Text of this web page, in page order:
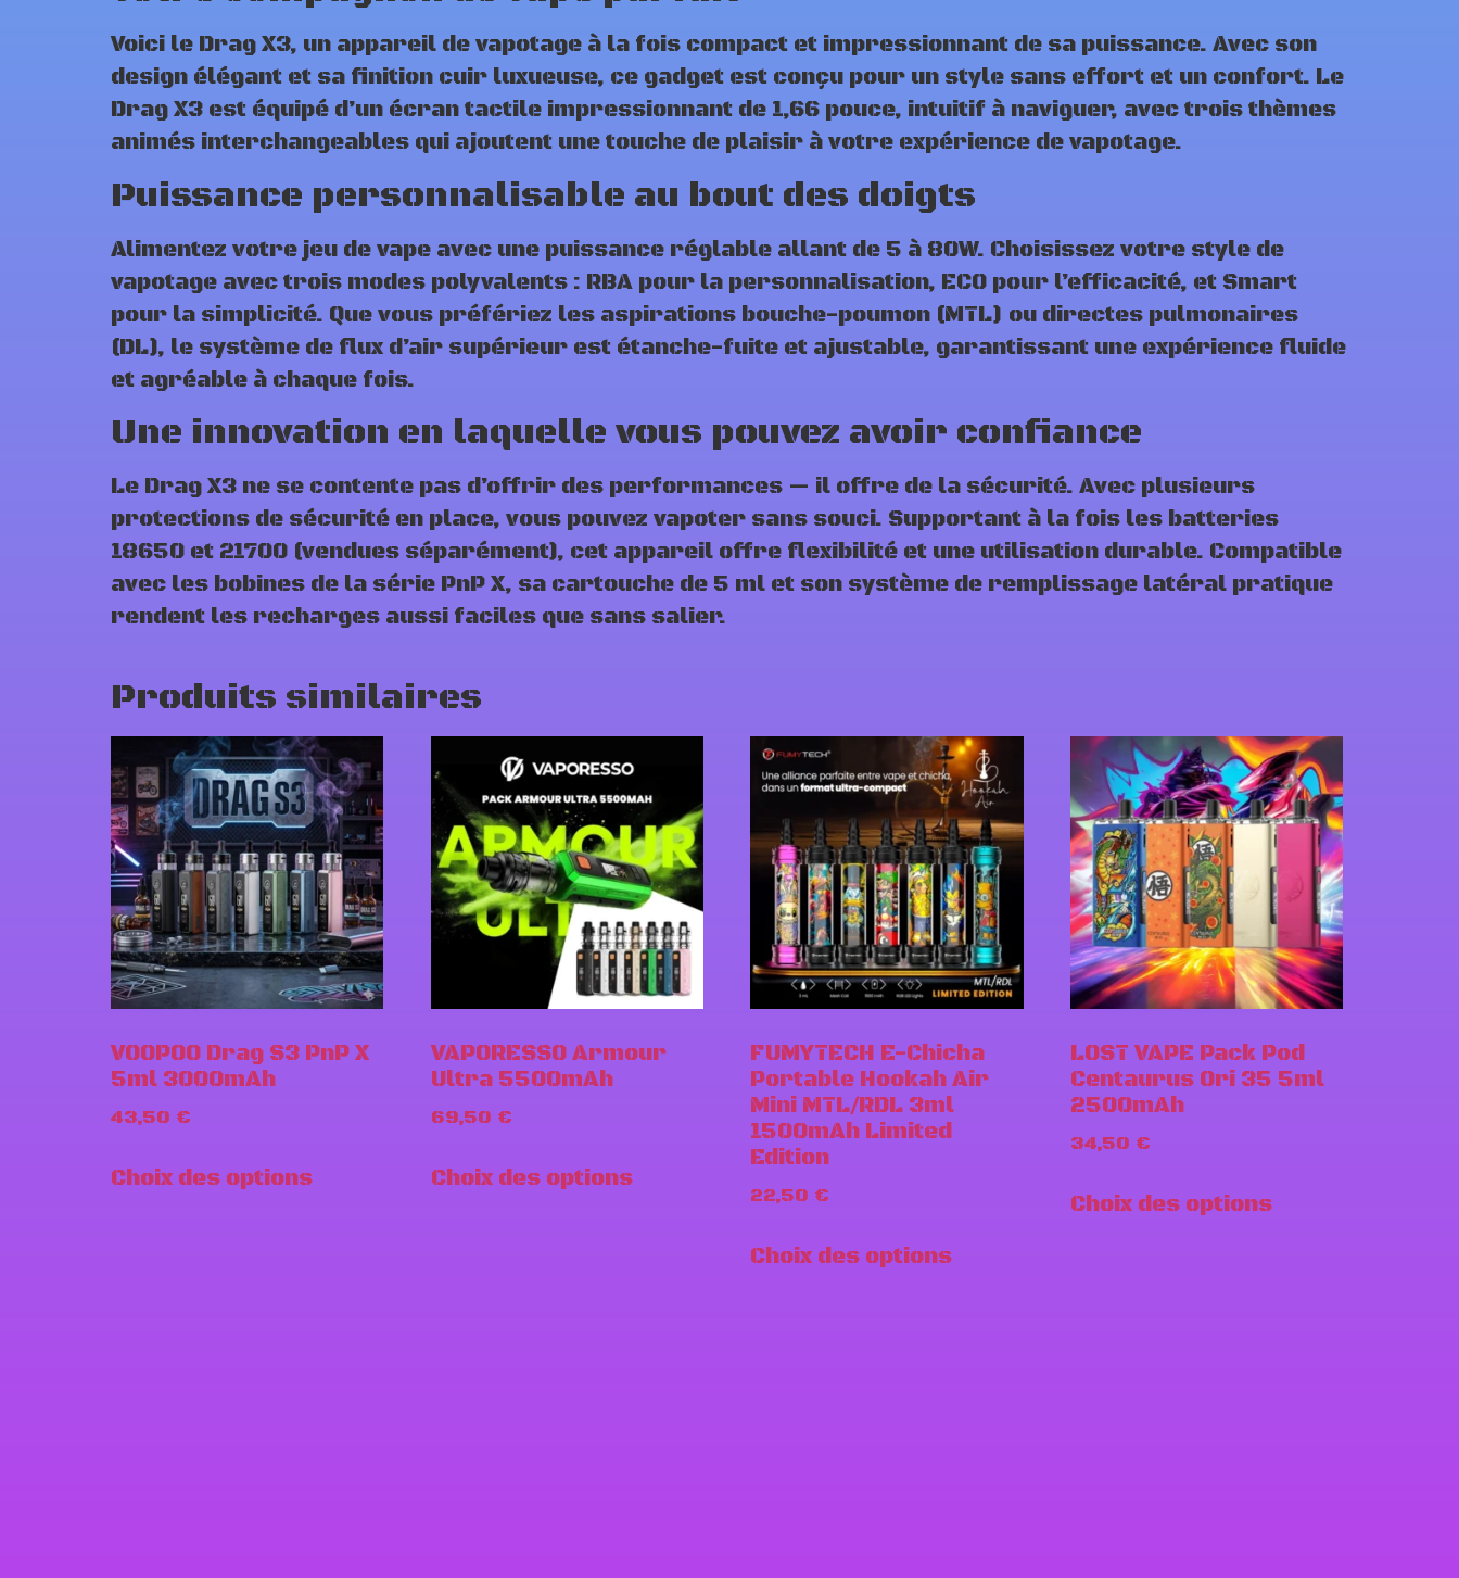
Voici le Drag X3, un appareil de vapotage à la fois compact et impressionnant de sa puissance. Avec son
design élégant et sa finition cuir luxueuse, ce gadget est conçu pour un style sans effort et un confort. Le
Drag X3 est équipé d’un écran tactile impressionnant de 1,66 pouce, intuitif à naviguer, avec trois thèmes
animés interchangeables qui ajoutent une touche de plaisir à votre expérience de vapotage.
Puissance personnalisable au bout des doigts
Alimentez votre jeu de vape avec une puissance réglable allant de 5 à 80W. Choisissez votre style de
vapotage avec trois modes polyvalents : RBA pour la personnalisation, ECO pour l’efficacité, et Smart
pour la simplicité. Que vous préfériez les aspirations bouche-poumon (MTL) ou directes pulmonaires
(DL), le système de flux d’air supérieur est étanche-fuite et ajustable, garantissant une expérience fluide
et agréable à chaque fois.
Une innovation en laquelle vous pouvez avoir confiance
Le Drag X3 ne se contente pas d’offrir des performances — il offre de la sécurité. Avec plusieurs
protections de sécurité en place, vous pouvez vapoter sans souci. Supportant à la fois les batteries
18650 et 21700 (vendues séparément), cet appareil offre flexibilité et une utilisation durable. Compatible
avec les bobines de la série PnP X, sa cartouche de 5 ml et son système de remplissage latéral pratique
rendent les recharges aussi faciles que sans salier.
Produits similaires
VOOPOO Drag S3 PnP X
5ml 3000mAh
43,50 €
Choix des options
VAPORESSO Armour
Ultra 5500mAh
69,50 €
Choix des options
FUMYTECH E-Chicha
Portable Hookah Air
Mini MTL/RDL 3ml
1500mAh Limited
Edition
22,50 €
Choix des options
LOST VAPE Pack Pod
Centaurus Ori 35 5ml
2500mAh
34,50 €
Choix des options